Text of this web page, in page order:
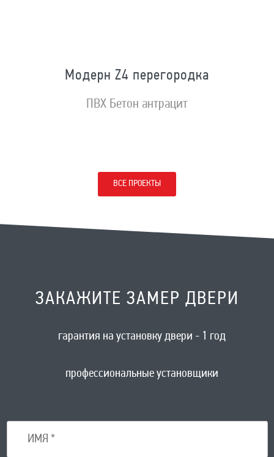
Модерн Z4 перегородка
ПВХ Бетон антрацит
ВСЕ ПРОЕКТЫ
ЗАКАЖИТЕ ЗАМЕР ДВЕРИ
гарантия на установку двери - 1 год
профессиональные установщики